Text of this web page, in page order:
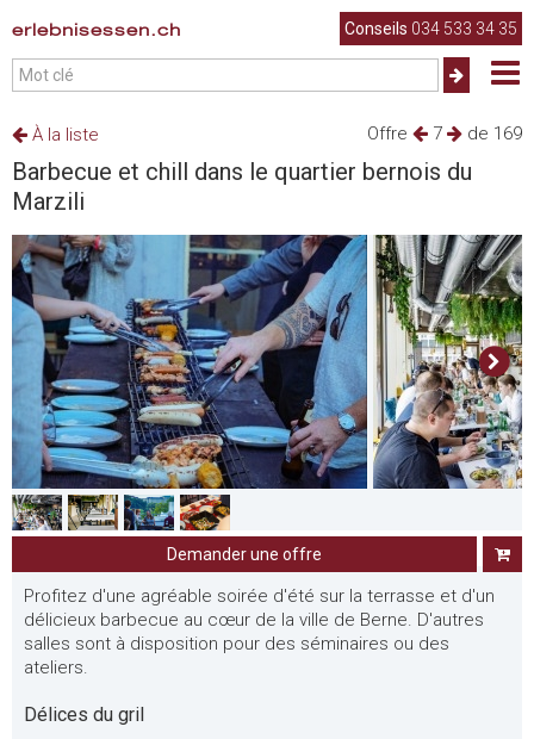
erlebnisessen.ch Conseils 034 533 34 35
Offre 7 de 169
À la liste
Barbecue et chill dans le quartier bernois du
Marzili
Demander une offre
Profitez d'une agréable soirée d'été sur la terrasse et d'un
délicieux barbecue au cœur de la ville de Berne. D'autres
salles sont à disposition pour des séminaires ou des
ateliers.
Délices du gril